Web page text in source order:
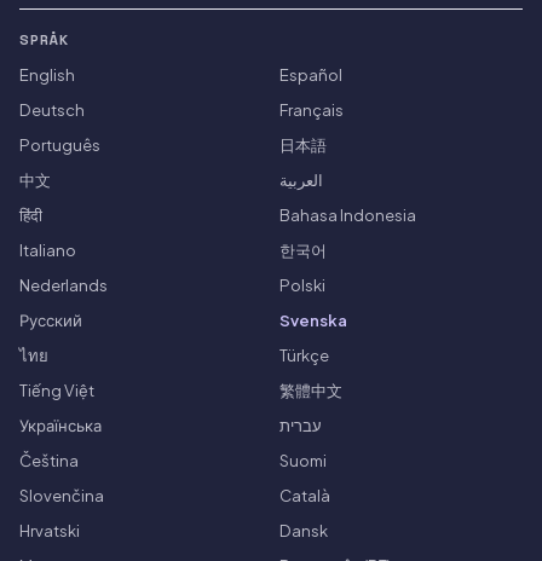
SPRÅK
English
Español
Deutsch
Français
Português
日本語
中文
العربية
हिंदी
Bahasa Indonesia
Italiano
한국어
Nederlands
Polski
Русский
Svenska
ไทย
Türkçe
Tiếng Việt
繁體中文
Українська
עברית
Čeština
Suomi
Slovenčina
Català
Hrvatski
Dansk